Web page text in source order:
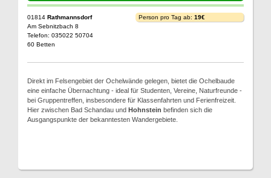
01814 Rathmannsdorf
Am Sebnitzbach 8
Telefon: 035022 50704
60 Betten
Person pro Tag ab: 19€
Direkt im Felsengebiet der Ochelwände gelegen, bietet die Ochelbaude
eine einfache Übernachtung - ideal für Studenten, Vereine, Naturfreunde -
bei Gruppentreffen, insbesondere für Klassenfahrten und Ferienfreizeit.
Hier zwischen Bad Schandau und Hohnstein befinden sich die
Ausgangspunkte der bekanntesten Wandergebiete.